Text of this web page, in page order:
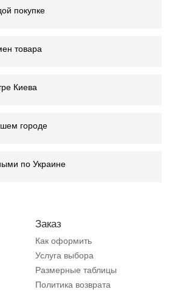
покупке
товара
Киева
городе
по Украине
Заказ
Как оформить
Услуга выбора
Размерные таблицы
Политика возврата